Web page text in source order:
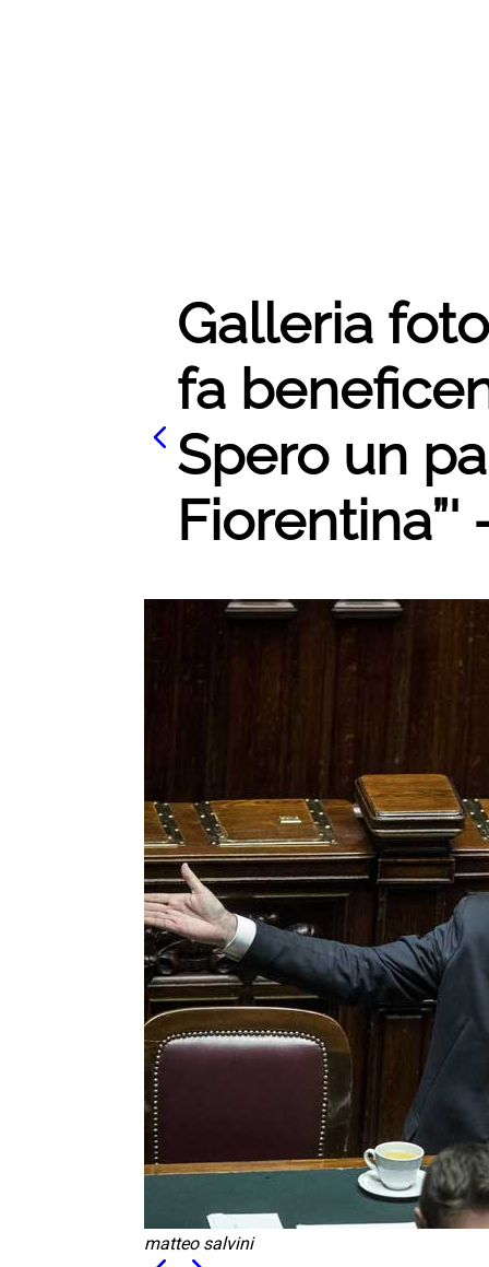
Galleria
fa
Spero un
Fiorentina”'
matteo salvini